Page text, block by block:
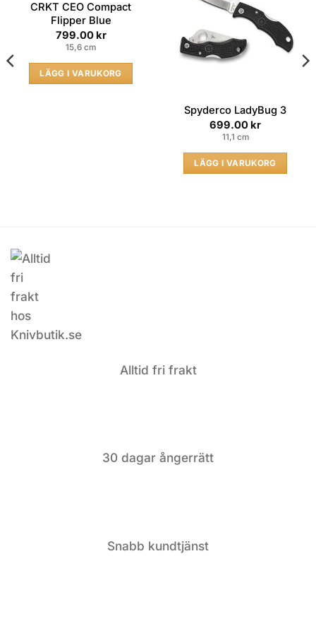
CRKT CEO Compact
Flipper Blue
799.00 kr
15,6 cm
LÄGG I VARUKORG
Spyderco LadyBug 3
699.00 kr
11,1 cm
LÄGG I VARUKORG
Alltid fri frakt
30 dagar ångerrätt
Snabb kundtjänst